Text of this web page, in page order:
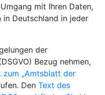
mit Ihren Daten,
Deutschland in jeder
der
Bezug nehmen,
zum „Amtsblatt der
Den Text des